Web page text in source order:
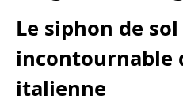
Le siphon de
incontournable
italienne